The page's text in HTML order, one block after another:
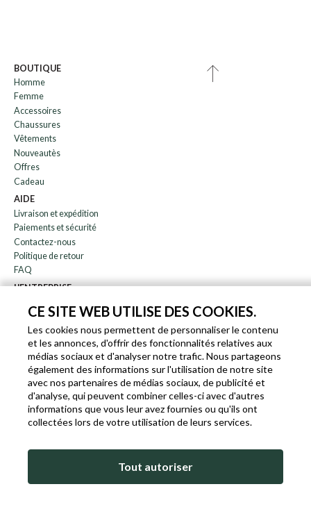
CE SITE WEB UTILISE DES COOKIES.
Les cookies nous permettent de personnaliser le contenu
et les annonces, d'offrir des fonctionnalités relatives aux
médias sociaux et d'analyser notre trafic. Nous partageons
également des informations sur l'utilisation de notre site
avec nos partenaires de médias sociaux, de publicité et
d'analyse, qui peuvent combiner celles-ci avec d'autres
informations que vous leur avez fournies ou qu'ils ont
collectées lors de votre utilisation de leurs services.
Tout autoriser
BOUTIQUE
Homme
Femme
Accessoires
Chaussures
Vêtements
Nouveautès
Offres
Cadeau
AIDE
Livraison et expédition
Paiements et sécurité
Contactez-nous
Politique de retour
FAQ
L'ENTREPRISE
À propos de nous
Blog
Affiliation
EN IT FR DE